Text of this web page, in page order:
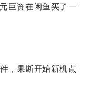
巨资在闲鱼买了一
，果断开始新机点